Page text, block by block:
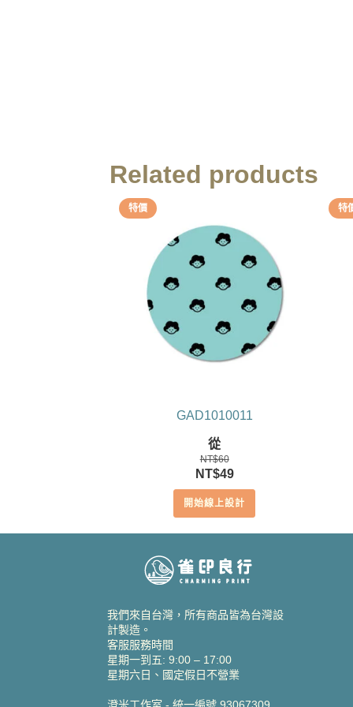
Related products
特價
GAD1010011
從
NT$60
原
始
價
NT$49目
前
價
開始線上設計
特
我們來自台灣，所有商品皆為台灣設
計製造。
客服服務時間
星期一到五: 9:00 – 17:00
星期六日、國定假日不營業